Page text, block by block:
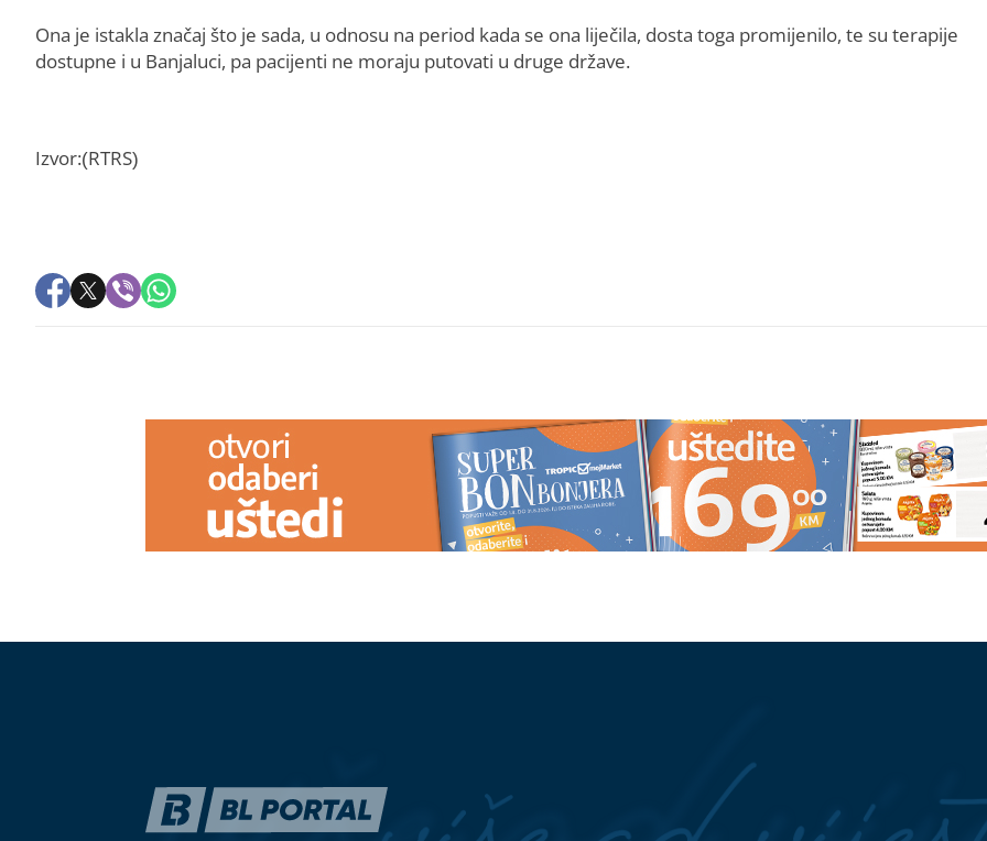
Ona je istakla značaj što je sada, u odnosu na period kada se ona liječila, dosta toga promijenilo, te su terapije
dostupne i u Banjaluci, pa pacijenti ne moraju putovati u druge države.
Izvor:(RTRS)
SANKCIONISANO 5 OSOBA
prije spavanja